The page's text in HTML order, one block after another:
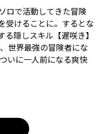
ロで活動してきた冒険
受けることに。するとな
隠しスキル【遅咲き】
世界最強の冒険者にな
いに一人前になる爽快